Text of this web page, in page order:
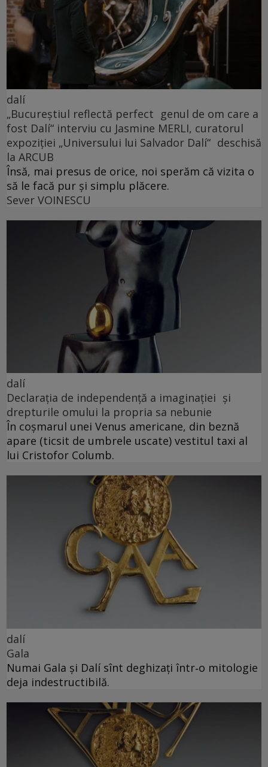
dalí
„Bucureștiul reflectă perfect genul de om care a
fost Dalí“ interviu cu Jasmine MERLI, curatorul
expoziției „Universului lui Salvador Dalí“ deschisă
la ARCUB
Însă, mai presus de orice, noi sperăm că vizita o
să le facă pur și simplu plăcere.
Sever VOINESCU
dalí
Declarația de independență a imaginației și
drepturile omului la propria sa nebunie
În coșmarul unei Venus americane, din beznă
apare (ticsit de umbrele uscate) vestitul taxi al
lui Cristofor Columb.
dalí
Gala
Numai Gala și Dalí sînt deghizați într‑o mitologie
deja indestructibilă.